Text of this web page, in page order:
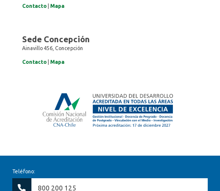
Contacto Mapa
Sede Concepción
Ainavillo 456, Concepción
Contacto Mapa
Teléfono:
800 200 125